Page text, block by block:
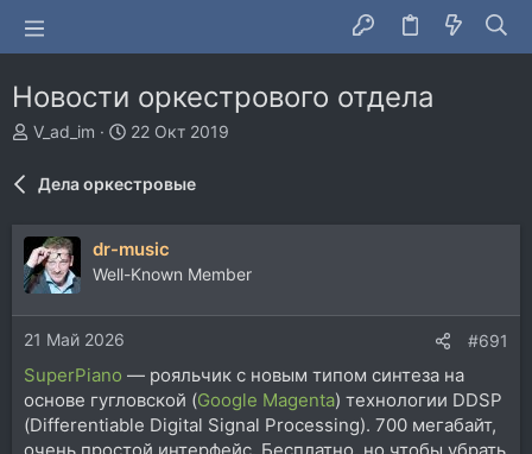
Новости оркестрового отдела
А
о
р
т
е
м
V_ad_im
Д
н
а
ч
22 Окт 2019
Дела оркестровые
dr-music
Well-Known Member
21 Май 2026 #691
SuperPiano — рояльчик с новым типом синтеза на
основе гугловской (Google Magenta) технологии DDSP
(Differentiable Digital Signal Processing). 700 мегабайт,
очень простой интерфейс. Бесплатно, но чтобы убрать